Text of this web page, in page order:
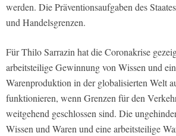
werden. Die Präventionsaufgaben des
und Handelsgrenzen.
Für Thilo Sarrazin hat die Coronakrise
arbeitsteilige Gewinnung von Wissen und
Warenproduktion in der globalisierten Welt
funktionieren, wenn Grenzen für den
weitgehend geschlossen sind. Die
Wissen und Waren und eine arbeitsteilige